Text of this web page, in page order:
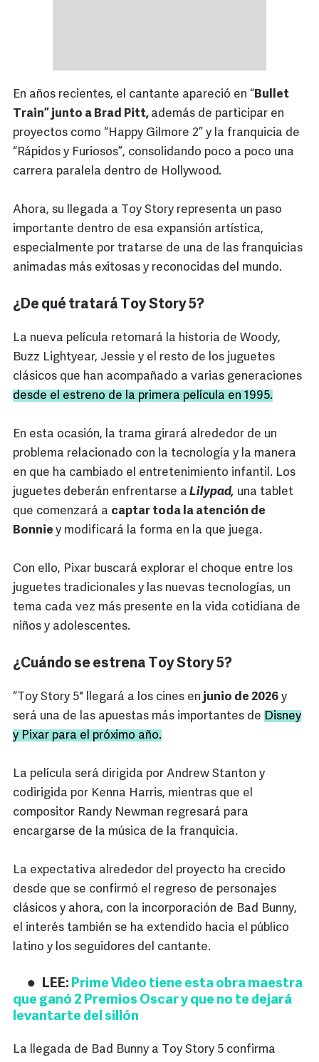
En años recientes, el cantante apareció en “Bullet
Train” junto a Brad Pitt, además de participar en
proyectos como “Happy Gilmore 2” y la franquicia de
“Rápidos y Furiosos”, consolidando poco a poco una
carrera paralela dentro de Hollywood.
Ahora, su llegada a Toy Story representa un paso
importante dentro de esa expansión artística,
especialmente por tratarse de una de las franquicias
animadas más exitosas y reconocidas del mundo.
¿De qué tratará Toy Story 5?
La nueva película retomará la historia de Woody,
Buzz Lightyear, Jessie y el resto de los juguetes
clásicos que han acompañado a varias generaciones
desde el estreno de la primera película en 1995.
En esta ocasión, la trama girará alrededor de un
problema relacionado con la tecnología y la manera
en que ha cambiado el entretenimiento infantil. Los
juguetes deberán enfrentarse a Lilypad, una tablet
que comenzará a captar toda la atención de
Bonnie y modificará la forma en la que juega.
Con ello, Pixar buscará explorar el choque entre los
juguetes tradicionales y las nuevas tecnologías, un
tema cada vez más presente en la vida cotidiana de
niños y adolescentes.
¿Cuándo se estrena Toy Story 5?
“Toy Story 5" llegará a los cines en junio de 2026 y
será una de las apuestas más importantes de Disney
y Pixar para el próximo año.
La película será dirigida por Andrew Stanton y
codirigida por Kenna Harris, mientras que el
compositor Randy Newman regresará para
encargarse de la música de la franquicia.
La expectativa alrededor del proyecto ha crecido
desde que se confirmó el regreso de personajes
clásicos y ahora, con la incorporación de Bad Bunny,
el interés también se ha extendido hacia el público
latino y los seguidores del cantante.
LEE: Prime Video tiene esta obra maestra
que ganó 2 Premios Oscar y que no te dejará
levantarte del sillón
La llegada de Bad Bunny a Toy Story 5 confirma